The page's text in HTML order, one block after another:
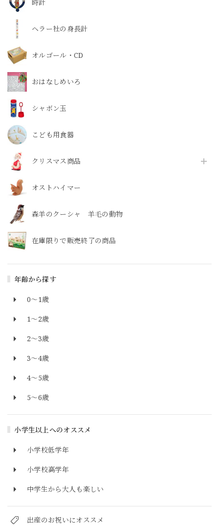
時計
ヘラー社の身長計
オルゴール・CD
おはなしめいろ
シャボン玉
こども用食器
クリスマス商品
オストハイマー
森羊のクーシャ 羊毛の動物
在庫限りで販売終了の商品
年齢から探す
0～1歳
1～2歳
2～3歳
3～4歳
4～5歳
5～6歳
小学生以上へのオススメ
小学校低学年
小学校高学年
中学生から大人も楽しい
出産のお祝いにオススメ